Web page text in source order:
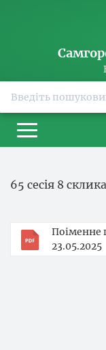
65 сесія 8
Поіменне
23.05.2025